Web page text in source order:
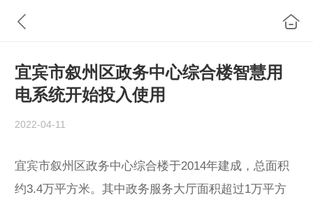
宜宾市叙州区政务中心综合楼智慧用
电系统开始投入使用
2022-04-11
宜宾市叙州区政务中心综合楼于2014年建成，总面积
约3.4万平方米。其中政务服务大厅面积超过1万平方